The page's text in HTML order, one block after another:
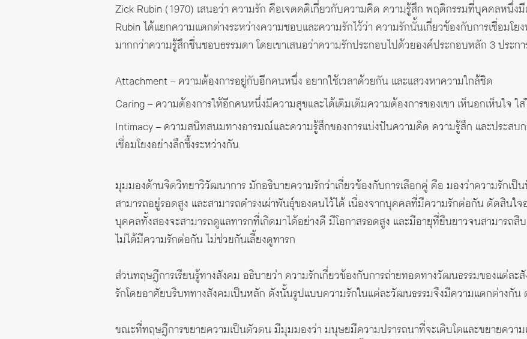
Zick Rubin (1970) เสนอว่า ความรัก คือเจตคติเกี่ยวกับความคิด ความรู้สึก พฤติกรรมที่บุคคลหนึ่
Rubin ได้แยกความแตกต่างระหว่างความชอบและความรักไว้ว่า ความรักนั้นเกี่ยวข้องกับการเชื่อมโ
มากกว่าความรู้สึกชื่นชอบธรรมดา โดยเขาเสนอว่าความรักประกอบไปด้วยองค์ประกอบหลัก 3 ประกา
Attachment – ความต้องการอยู่กับอีกคนหนึ่ง อยากใช้เวลาด้วยกัน และแสวงหาความใกล้ชิด
Caring – ความต้องการให้อีกคนหนึ่งมีความสุขและได้เติมเต็มความต้องการของเขา เห็นอกเห็นใจ ใส่
Intimacy – ความสนิทสนมทางอารมณ์และความรู้สึกของการแบ่งปันความคิด ความรู้สึก และประสบ
เชื่อมโยงอย่างลึกซึ้งระหว่างกัน
มุมมองด้านจิตวิทยาวิวัฒนาการ มักอธิบายความรักว่าเกี่ยวข้องกับการเลือกคู่ คือ มองว่าความรักเ
สามารถอยู่รอดสูง และสามารถดำรงเผ่าพันธุ์ของตนไว้ได้ เนื่องจากบุคคลที่มีความรักต่อกัน ตัดสินใ
บุคคลทั้งสองจะสามารถดูแลทารกที่เกิดมาได้อย่างดี มีโอกาสรอดสูง และมีอายุที่ยืนยาวจนสามารถสื
ไม่ได้มีความรักต่อกัน ไม่ช่วยกันเลี้ยงดูทารก
ส่วนทฤษฎีการเรียนรู้ทางสังคม อธิบายว่า ความรักเกี่ยวข้องกับการถ่ายทอดทางวัฒนธรรมของแต่ล
รักโดยอาศัยบริบททางสังคมเป็นหลัก ดังนั้นรูปแบบความรักในแต่ละวัฒนธรรมจึงมีความแตกต่างกัน
ขณะที่ทฤษฎีการขยายความเป็นตัวตน มีมุมมองว่า มนุษยมีความปรารถนาที่จะเติบโตและขยายควา